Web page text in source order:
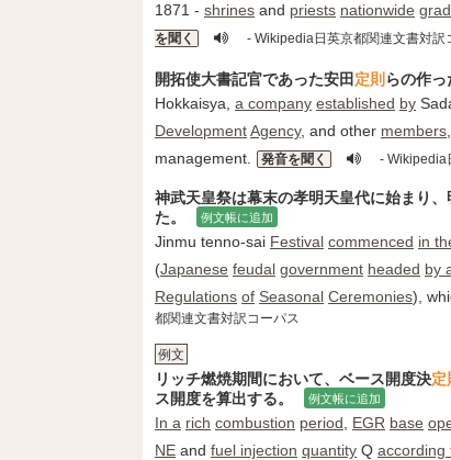
1871 - shrines and priests nationwide
を聞く
- Wikipedia日英京都関連文書対訳
開拓使大書記官であった安田定則らの作
Hokkaisya, a company established by
DevelopmentAgency, and other members
management.
発音を聞く - Wikipedia
神武天皇祭は幕末の孝明天皇代に始まり
た。
例文帳に追加
Jinmu tenno-sai Festival commenced in
(Japanese feudal government headed by
Regulations of Seasonal Ceremonies),
都関連文書対訳コーパス
例文
リッチ燃焼期間において、ベース開度決定
ス開度を算出する。
例文帳に追加
In a rich combustion period EGR base
NE and fuel injection quantity Q according